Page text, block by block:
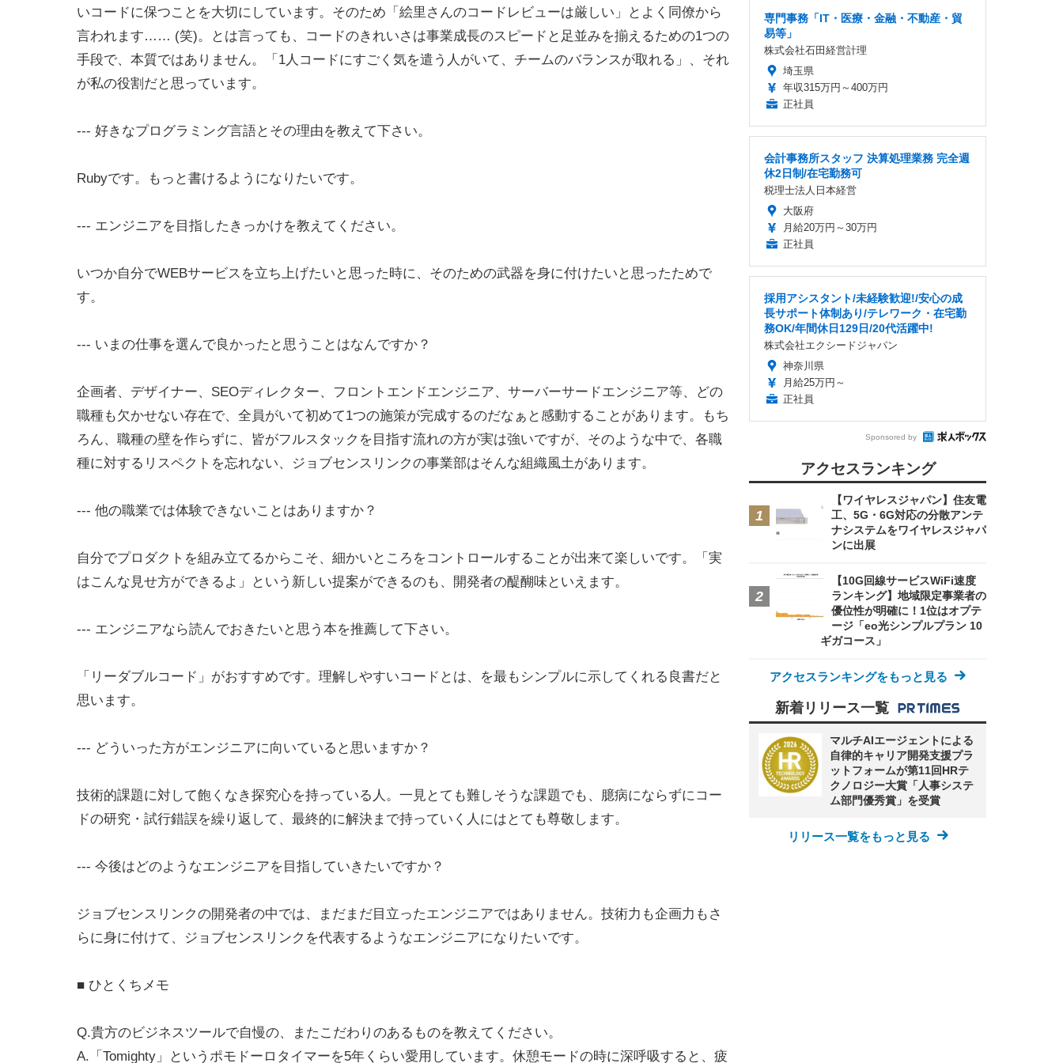
いコードに保つことを大切にしています。そのため「絵里さんのコードレビューは厳しい」とよく同僚から
言われます…… (笑)。とは言っても、コードのきれいさは事業成長のスピードと足並みを揃えるための1つの
手段で、本質ではありません。「1人コードにすごく気を遣う人がいて、チームのバランスが取れる」、それ
が私の役割だと思っています。
--- 好きなプログラミング言語とその理由を教えて下さい。
Rubyです。もっと書けるようになりたいです。
--- エンジニアを目指したきっかけを教えてください。
いつか自分でWEBサービスを立ち上げたいと思った時に、そのための武器を身に付けたいと思ったためで
す。
--- いまの仕事を選んで良かったと思うことはなんですか？
企画者、デザイナー、SEOディレクター、フロントエンドエンジニア、サーバーサードエンジニア等、どの
職種も欠かせない存在で、全員がいて初めて1つの施策が完成するのだなぁと感動することがあります。もち
ろん、職種の壁を作らずに、皆がフルスタックを目指す流れの方が実は強いですが、そのような中で、各職
種に対するリスペクトを忘れない、ジョブセンスリンクの事業部はそんな組織風土があります。
--- 他の職業では体験できないことはありますか？
自分でプロダクトを組み立てるからこそ、細かいところをコントロールすることが出来て楽しいです。「実
はこんな見せ方ができるよ」という新しい提案ができるのも、開発者の醍醐味といえます。
--- エンジニアなら読んでおきたいと思う本を推薦して下さい。
「リーダブルコード」がおすすめです。理解しやすいコードとは、を最もシンプルに示してくれる良書だと
思います。
--- どういった方がエンジニアに向いていると思いますか？
技術的課題に対して飽くなき探究心を持っている人。一見とても難しそうな課題でも、臆病にならずにコー
ドの研究・試行錯誤を繰り返して、最終的に解決まで持っていく人にはとても尊敬します。
--- 今後はどのようなエンジニアを目指していきたいですか？
ジョブセンスリンクの開発者の中では、まだまだ目立ったエンジニアではありません。技術力も企画力もさ
らに身に付けて、ジョブセンスリンクを代表するようなエンジニアになりたいです。
■ ひとくちメモ
Q.貴方のビジネスツールで自慢の、またこだわりのあるものを教えてください。
A.「Tomighty」というポモドーロタイマーを5年くらい愛用しています。休憩モードの時に深呼吸すると、疲
専門事務「IT・医療・金融・不動産・貿
易等」
株式会社石田経営計理
埼玉県
年収315万円～400万円
正社員
会計事務所スタッフ 決算処理業務 完全週
休2日制/在宅勤務可
税理士法人日本経営
大阪府
月給20万円～30万円
正社員
採用アシスタント/未経験歓迎!/安心の成
長サポート体制あり/テレワーク・在宅勤
務OK/年間休日129日/20代活躍中!
株式会社エクシードジャパン
神奈川県
月給25万円～
正社員
Sponsored by
アクセスランキング
【ワイヤレスジャパン】住友電
工、5G・6G対応の分散アンテ
ナシステムをワイヤレスジャパ
ンに出展
【10G回線サービスWiFi速度
ランキング】地域限定事業者の
優位性が明確に！1位はオプテ
ージ「eo光シンプルプラン 10
ギガコース」
アクセスランキングをもっと見る
新着リリース一覧
マルチAIエージェントによる
自律的キャリア開発支援プラ
ットフォームが第11回HRテ
クノロジー大賞「人事システ
ム部門優秀賞」を受賞
リリース一覧をもっと見る